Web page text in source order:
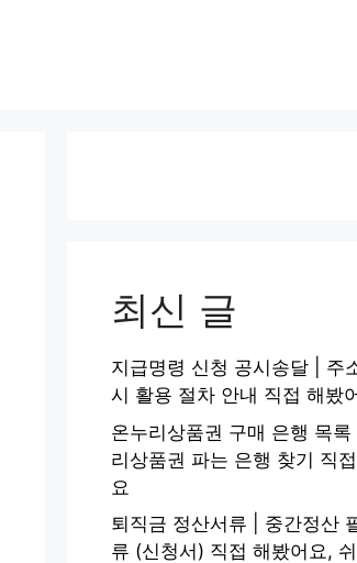
최신 글
지급명령 신청 공시송달 | 주
시 활용 절차 안내 직접 해봤
온누리상품권 구매 은행 목
리상품권 파는 은행 찾기 직
요
퇴직금 정산서류 | 중간정산
류 (신청서) 직접 해봤어요,